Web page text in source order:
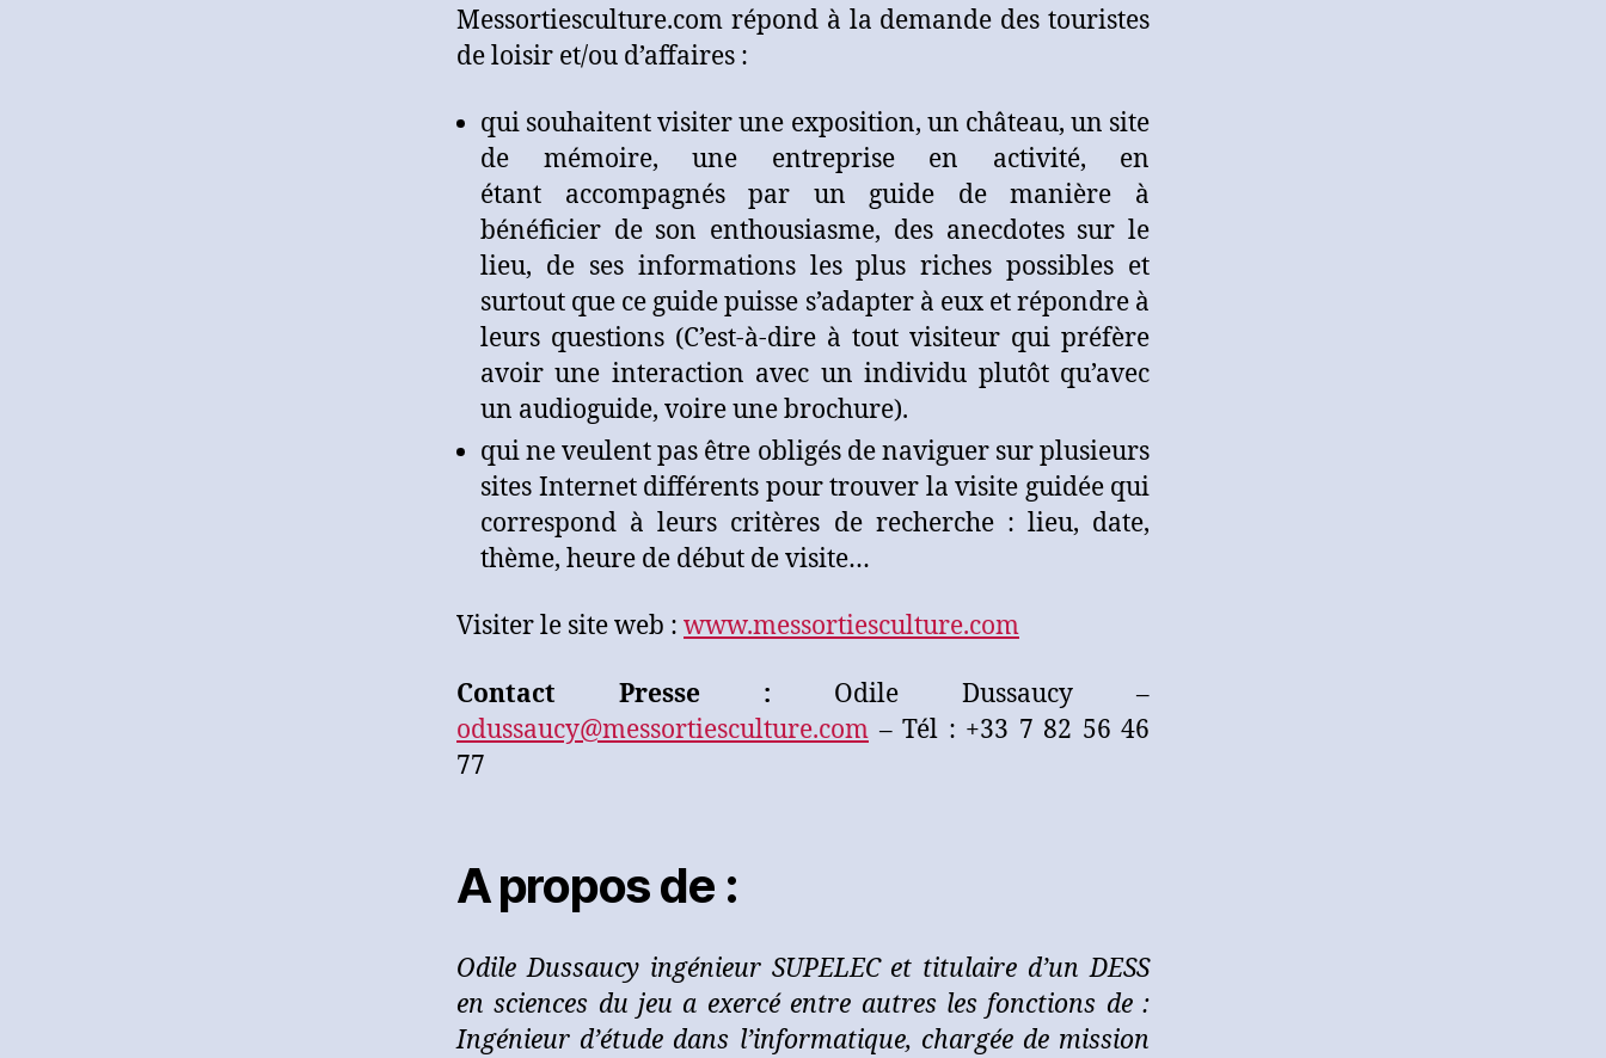
Messortiesculture.com répond à la demande des touristes
de loisir et/ou d’affaires :
qui souhaitent visiter une exposition, un château, un site
de mémoire, une entreprise en activité, en
étant accompagnés par un guide de manière à
bénéficier de son enthousiasme, des anecdotes sur le
lieu, de ses informations les plus riches possibles et
surtout que ce guide puisse s’adapter à eux et répondre à
leurs questions (C’est-à-dire à tout visiteur qui préfère
avoir une interaction avec un individu plutôt qu’avec
un audioguide, voire une brochure).
qui ne veulent pas être obligés de naviguer sur plusieurs
sites Internet différents pour trouver la visite guidée qui
correspond à leurs critères de recherche : lieu, date,
thème, heure de début de visite…
Visiter le site web : www.messortiesculture.com
Contact Presse : Odile Dussaucy –
odussaucy@messortiesculture.com – Tél : +33 7 82 56 46
77
A propos de :
Odile Dussaucy ingénieur SUPELEC et titulaire d’un DESS
en sciences du jeu a exercé entre autres les fonctions de :
Ingénieur d’étude dans l’informatique, chargée de mission